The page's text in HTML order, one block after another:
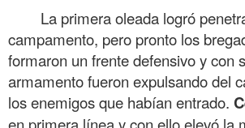
La primera oleada logró
campamento, pero pronto los
formaron un frente defensivo y con
armamento fueron expulsando del
los enemigos que habían entrado.
en primera línea y con ello elevó la